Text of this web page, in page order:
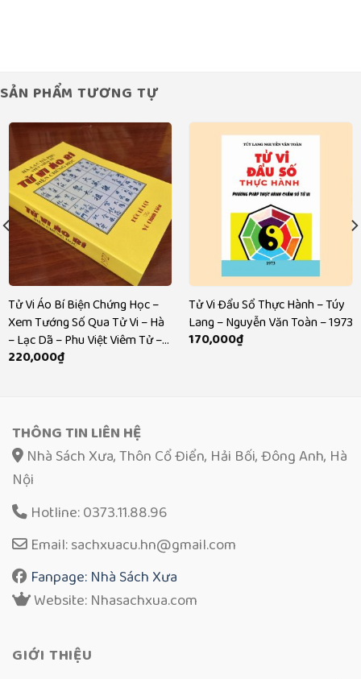
SẢN PHẨM TƯƠNG TỰ
Tử Vi Áo Bí Biện Chứng Học –
Xem Tướng Số Qua Tử Vi – Hà
– Lạc Dã – Phu Việt Viêm Tử –
NXB Sài Gòn 1972 – 729 trang
220,000₫
Tử Vi Đẩu Sổ Thực Hành – Túy
Lang – Nguyễn Văn Toàn – 1973
170,000₫
THÔNG TIN LIÊN HỆ
Nhà Sách Xưa, Thôn Cổ Điển, Hải Bối, Đông Anh, Hà
Nội
Hotline: 0373.11.88.96
Email: sachxuacu.hn@gmail.com
Fanpage: Nhà Sách Xưa
Website: Nhasachxua.com
GIỚI THIỆU